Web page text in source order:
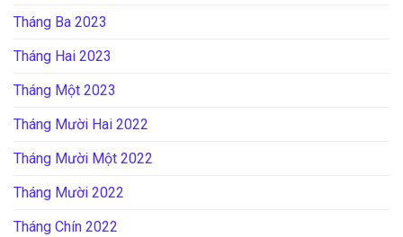
Tháng Ba 2023
Tháng Hai 2023
Tháng Một 2023
Tháng Mười Hai 2022
Tháng Mười Một 2022
Tháng Mười 2022
Tháng Chín 2022